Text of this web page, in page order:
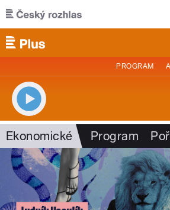
Přejít k hlavnímu obsahu
PROGRAM
Ekonomické Program